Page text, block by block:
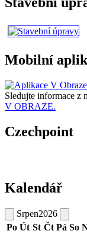
Mobilní
Sledujte informace z
V OBRAZE.
Czechpoint
Kalendář
Srpen2026
Po Út St Čt Pá So